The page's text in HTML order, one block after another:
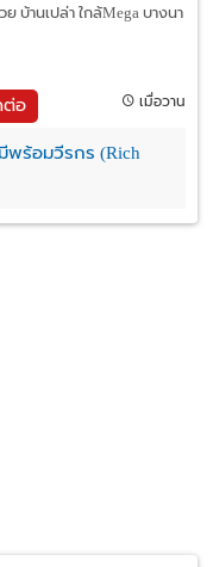
บ้านเปล่า ใกล้Mega บางนา
ต่อ เมื่อวาน
ร้อมวีรกร (Rich